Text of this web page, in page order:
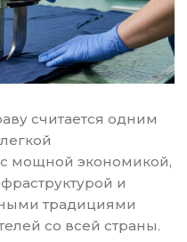
считается одним
мощной экономикой,
и
традициями
со всей страны.